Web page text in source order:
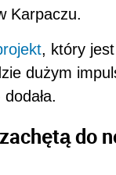
Karpaczu.
, który
dużym
do